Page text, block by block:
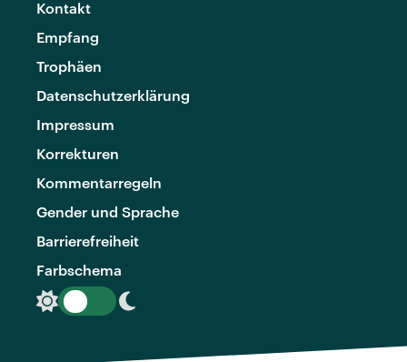
Kontakt
Empfang
Trophäen
Datenschutzerklärung
Impressum
Korrekturen
Kommentarregeln
Gender und Sprache
Barrierefreiheit
Farbschema